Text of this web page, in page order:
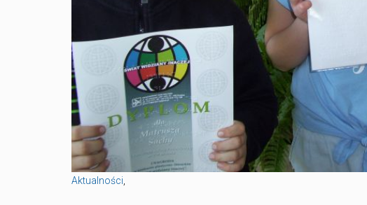
Aktualności